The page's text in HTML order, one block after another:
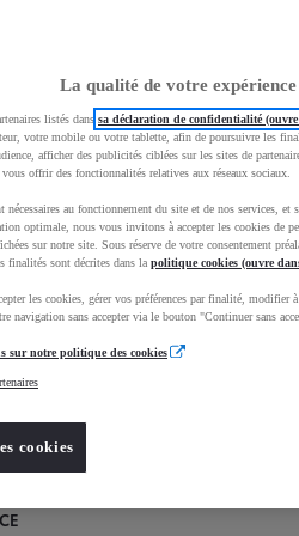
Services
Occasions
La qualité de votre expérience
listés dans sa déclaration de confidentialité
votre mobile ou votre tablette, afin de poursuivre les
afficher des publicités ciblées sur les sites de
offrir des fonctionnalités relatives aux réseaux sociaux.
nécessaires au fonctionnement du site et de nos services, et
optimale, nous vous invitons à accepter les cookies de
sur notre site. Sous réserve de votre consentement
finalités sont décrites dans la politique cookies (ouvre
les cookies, gérer vos préférences par finalité,
navigation sans accepter via le bouton "Continuer sans
sur notre politique des cookies
cookies